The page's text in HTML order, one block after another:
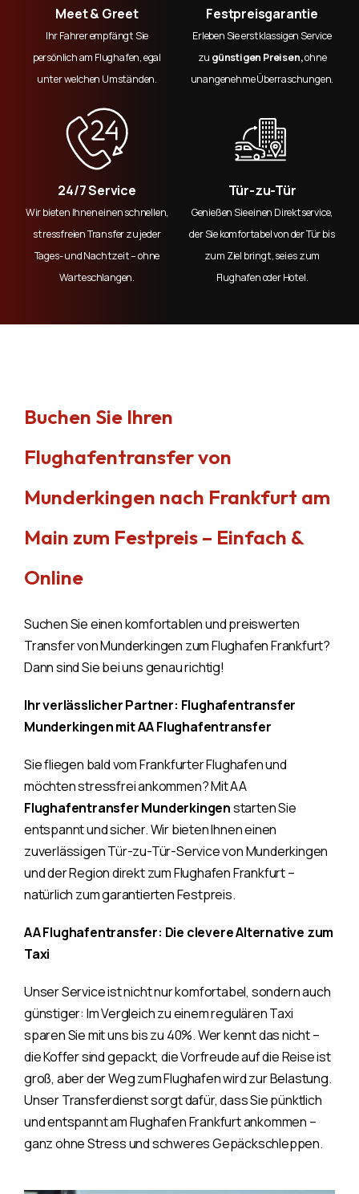
Meet & Greet
Ihr Fahrer empfängt Sie
persönlich am Flughafen, egal
unter welchen Umständen.
Festpreisgarantie
Erleben Sie erstklassigen Service
zu günstigen Preisen,ohne
unangenehme Überraschungen.
24/7 Service
Wir bieten Ihnen einen schnellen,
stressfreien Transfer zu jeder
Tages- und Nachtzeit – ohne
Warteschlangen.
Tür-zu-Tür
Genießen Sie einen Direktservice,
der Sie komfortabel von der Tür bis
zum Ziel bringt, sei es zum
Flughafen oder Hotel.
Buchen Sie Ihren
Flughafentransfer von
Munderkingen nach Frankfurt am
Main zum Festpreis – Einfach &
Online
Suchen Sie einen komfortablen und preiswerten
Transfer von Munderkingen zum Flughafen Frankfurt?
Dann sind Sie bei uns genau richtig!
Ihr verlässlicher Partner: Flughafentransfer
Munderkingen mit AA Flughafentransfer
Sie fliegen bald vom Frankfurter Flughafen und
möchten stressfrei ankommen? Mit AA
Flughafentransfer Munderkingenstarten Sie
entspannt und sicher. Wir bieten Ihnen einen
zuverlässigen Tür-zu-Tür-Service von Munderkingen
und der Region direkt zum Flughafen Frankfurt –
natürlich zum garantierten Festpreis.
AA Flughafentransfer: Die clevere Alternative zum
Taxi
Unser Service ist nicht nur komfortabel, sondern auch
günstiger: Im Vergleich zu einem regulären Taxi
sparen Sie mit uns bis zu 40%. Wer kennt das nicht –
die Koffer sind gepackt, die Vorfreude auf die Reise ist
groß, aber der Weg zum Flughafen wird zur Belastung.
Unser Transferdienst sorgt dafür, dass Sie pünktlich
und entspannt am Flughafen Frankfurt ankommen –
ganz ohne Stress und schweres Gepäckschleppen.